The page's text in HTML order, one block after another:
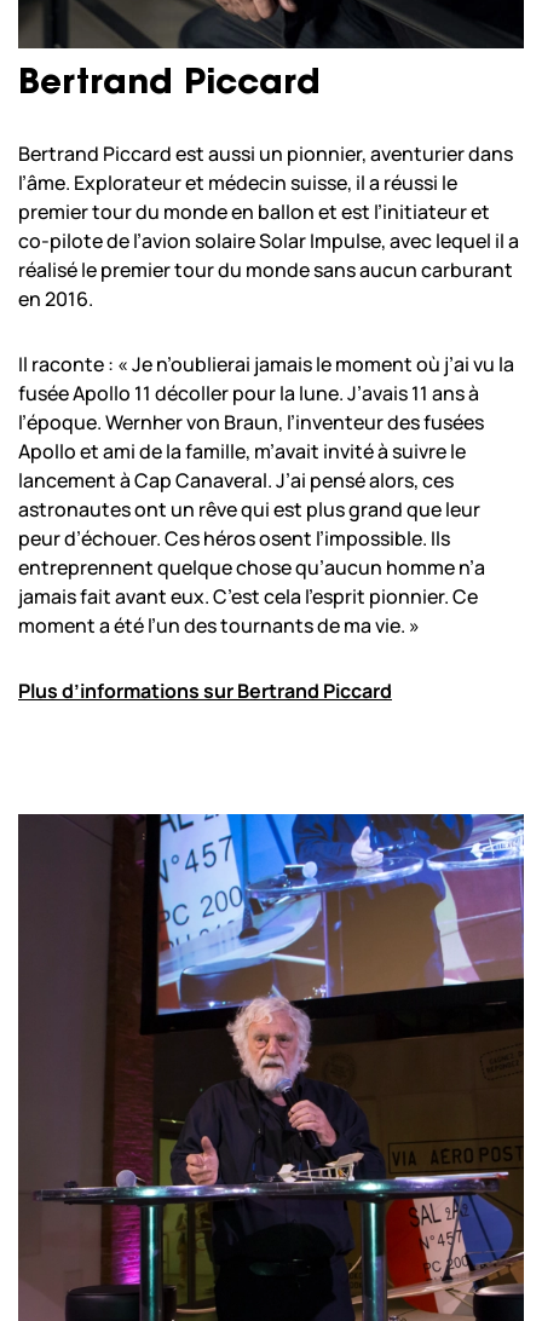
Bertrand Piccard
Bertrand Piccard est aussi un pionnier, aventurier dans
l’âme. Explorateur et médecin suisse, il a réussi le
premier tour du monde en ballon et est l’initiateur et
co-pilote de l’avion solaire Solar Impulse, avec lequel il a
réalisé le premier tour du monde sans aucun carburant
en 2016.
Il raconte : « Je n’oublierai jamais le moment où j’ai vu la
fusée Apollo 11 décoller pour la lune. J’avais 11 ans à
l’époque. Wernher von Braun, l’inventeur des fusées
Apollo et ami de la famille, m’avait invité à suivre le
lancement à Cap Canaveral. J’ai pensé alors, ces
astronautes ont un rêve qui est plus grand que leur
peur d’échouer. Ces héros osent l’impossible. Ils
entreprennent quelque chose qu’aucun homme n’a
jamais fait avant eux. C’est cela l’esprit pionnier. Ce
moment a été l’un des tournants de ma vie. »
Plus d’informations sur Bertrand Piccard